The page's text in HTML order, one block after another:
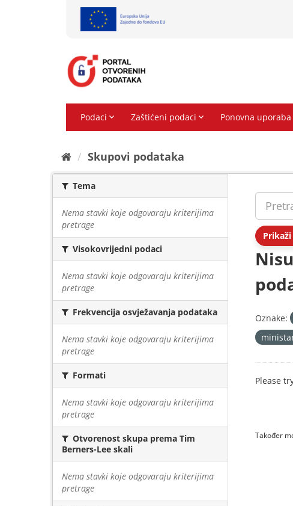
Skupovi podаtаkа
Tema
Nema stavki koje odgovaraju kriterijima
pretrage
Visokovrijedni podaci
Nema stavki koje odgovaraju kriterijima
pretrage
Frekvencija osvježavanja podataka
Nema stavki koje odgovaraju kriterijima
pretrage
Formati
Nema stavki koje odgovaraju kriterijima
pretrage
Otvorenost skupa prema Tim
Berners-Lee skali
Nema stavki koje odgovaraju kriterijima
pretrage
Oznake:
Please
Također